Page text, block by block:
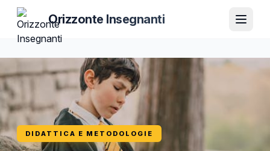
Orizzonte Insegnanti
DIDATTICA E METODOLOGIE